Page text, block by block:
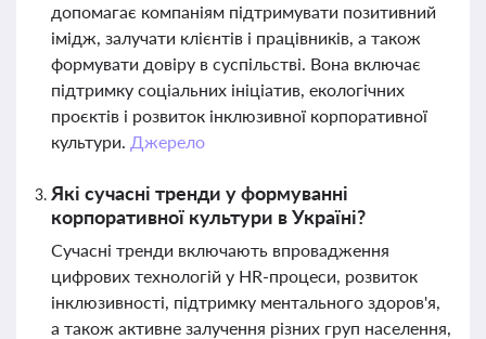
допомагає компаніям підтримувати позитивний
імідж, залучати клієнтів і працівників, а також
формувати довіру в суспільстві. Вона включає
підтримку соціальних ініціатив, екологічних
проєктів і розвиток інклюзивної корпоративної
культури. Джерело
Які сучасні тренди у формуванні
корпоративної культури в Україні?
Сучасні тренди включають впровадження
цифрових технологій у HR-процеси, розвиток
інклюзивності, підтримку ментального здоров'я,
а також активне залучення різних груп населення,